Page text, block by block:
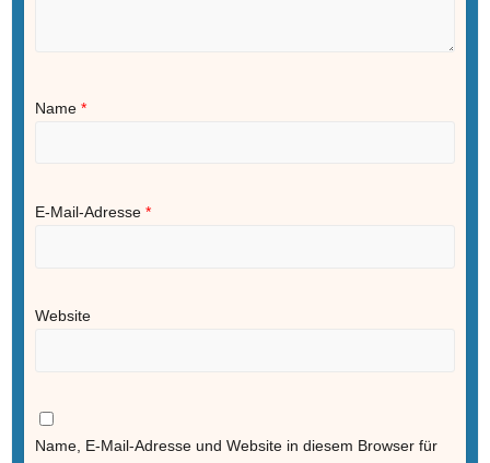
Name *
E-Mail-Adresse *
Website
Name, E-Mail-Adresse und Website in diesem Browser für